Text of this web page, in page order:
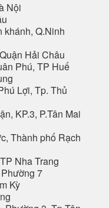
Nội
khánh, Q.Ninh
Hải Châu
Phú, TP Huế
Lợi, Tp. Thủ
KP.3, P.Tân Mai
Thành phố Rạch
Nha Trang
7
Kỳ